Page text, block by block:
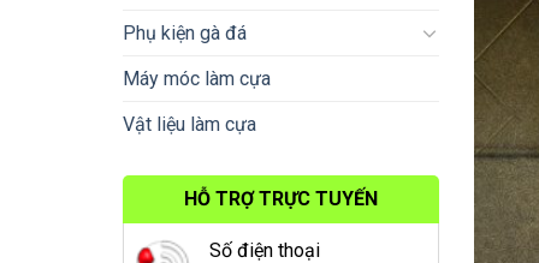
Phụ kiện gà đá
Máy móc làm cựa
Vật liệu làm cựa
HỖ TRỢ TRỰC TUYẾN
Số điện thoại